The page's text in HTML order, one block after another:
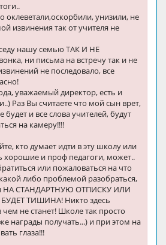
оклеветали,оскорбили, унизили, не
извинения так от учителя не
нашу семью ТАК И НЕ
ни письма на встречу так и не
не последовало, все
уважаемый директор, есть и
Раз Вы считаете что мой сын врет,
будет и все слова учителей, будут
на камеру!!!!
кто думает идти в эту школу или
хорошие и проф педагоги, может..
или пожаловаться на что
либо проблемой разобраться,
НА СТАНДАРТНУЮ ОТПИСКУ ИЛИ
ТИШИНА! Никто здесь
чем не станет! Школе так просто
награды получать...) и при этом на
глаза!!!